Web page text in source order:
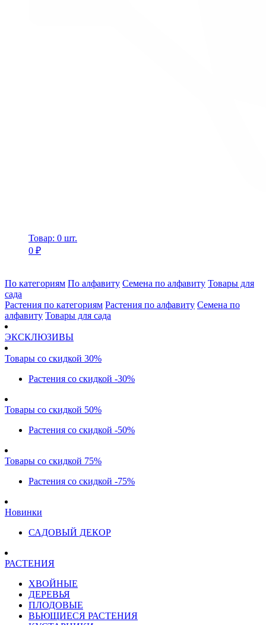
Товар: 0 шт.
0 ₽
По категориям По алфавиту Семена по алфавиту Товары для
сада
Растения по категориям Растения по алфавиту Семена по
алфавиту Товары для сада
ЭКСКЛЮЗИВЫ
Товары со скидкой 30%
Растения со скидкой -30%
Товары со скидкой 50%
Растения со скидкой -50%
Товары со скидкой 75%
Растения со скидкой -75%
Новинки
САДОВЫЙ ДЕКОР
РАСТЕНИЯ
ХВОЙНЫЕ
ДЕРЕВЬЯ
ПЛОДОВЫЕ
ВЬЮЩИЕСЯ РАСТЕНИЯ